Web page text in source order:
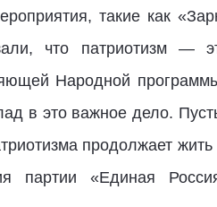
такие как
что патриотизм —
Народной
в это важное дело.
продолжает
партии «Единая